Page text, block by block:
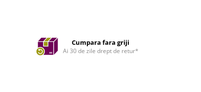
Cumpara fara griji
Ai 30 de zile drept de retur*